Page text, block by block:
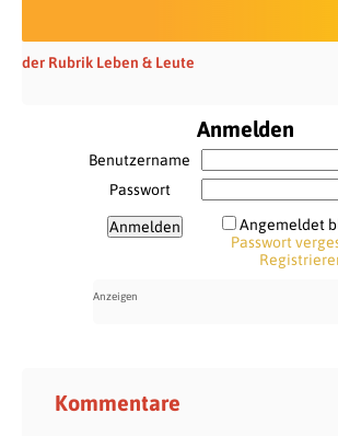
der Rubrik Leben & Leute
Anmelden
Benutzername
Passwort
Angemeldet
Passwort
Kommentare